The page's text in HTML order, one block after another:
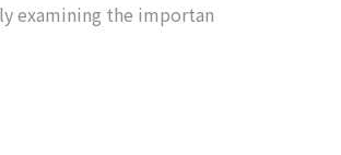
examining the importan